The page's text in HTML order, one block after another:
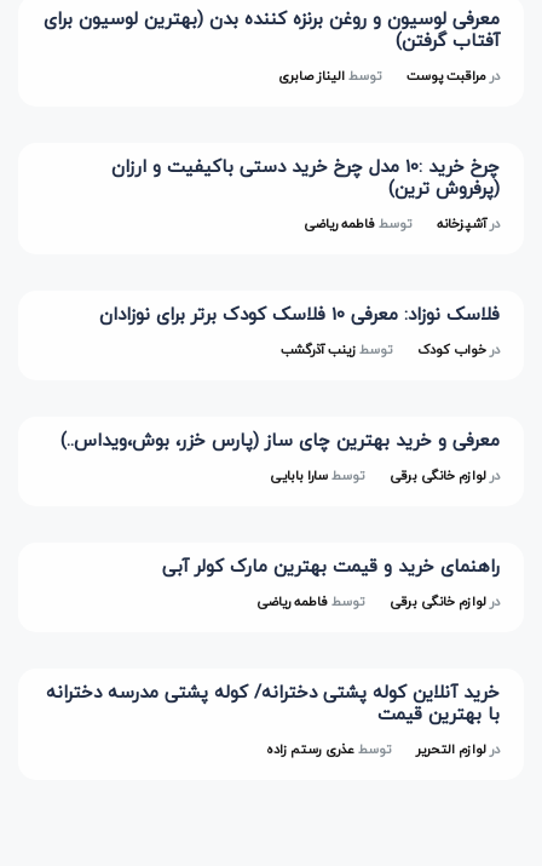
معرفی لوسیون و روغن برنزه کننده بدن (بهترین لوسیون برای
آفتاب گرفتن)
در مراقبت پوست توسطالیناز صابری
چرخ خرید :10 مدل چرخ خرید دستی باکیفیت و ارزان
(پرفروش ترین)
درآشپزخانه توسطفاطمه ریاضی
فلاسک نوزاد: معرفی 10 فلاسک کودک برتر برای نوزادان
در خواب کودک توسطزینب آذرگشب
معرفی و خرید بهترین چای ساز (پارس خزر، بوش،ویداس..)
در لوازم خانگی برقی توسطسارا بابایی
راهنمای خرید و قیمت بهترین مارک کولر آبی
در لوازم خانگی برقی توسطفاطمه ریاضی
خرید آنلاین کوله پشتی دخترانه/ کوله پشتی مدرسه دخترانه
با بهترین قیمت
در لوازم التحریر توسطعذری رستم زاده